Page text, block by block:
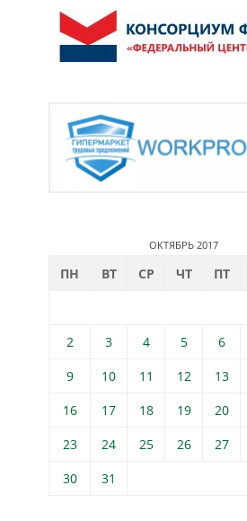
ОКТЯБРЬ 2017
ПН ВТ СР ЧТ ПТ
2
3 4 5 6
9
10 11 12 13
16
17 18 19 20
23
24 25 26 27
30
31